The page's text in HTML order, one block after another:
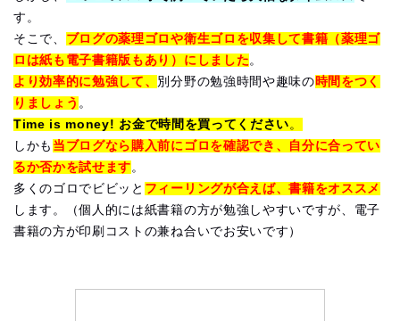
す。
そこで、 ブログの薬理ゴロや衛生ゴロを収集して書籍（薬理ゴ
ロは紙も電子書籍版もあり）にしました。
より効率的に勉強して、 別分野の勉強時間や趣味の時間をつく
りましょう 。
Time is money! お金で時間を買ってください。
しかも 当ブログなら購入前にゴロを確認でき、自分に合ってい
るか否かを試せます。
多くのゴロでビビッと フィーリングが合えば、書籍をオススメ
します。（個人的には紙書籍の方が勉強しやすいですが、電子
書籍の方が印刷コストの兼ね合いでお安いです）